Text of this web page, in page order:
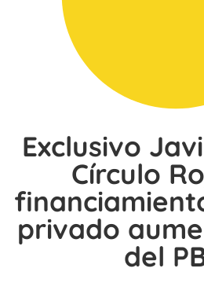
Exclusivo
Círculo
privado
del